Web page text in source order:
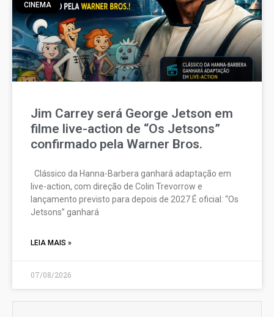
CINEMA
Jim Carrey será George Jetson em
filme live-action de “Os Jetsons”
confirmado pela Warner Bros.
Clássico da Hanna-Barbera ganhará adaptação em
live-action, com direção de Colin Trevorrow e
lançamento previsto para depois de 2027 É oficial: “Os
Jetsons” ganhará
LEIA MAIS »
07/08/2026